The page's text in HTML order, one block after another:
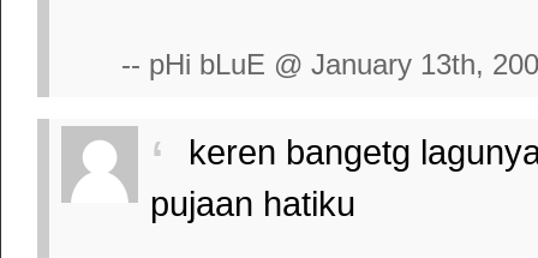
-- pHi bLuE @ January 13th,
keren bangetg
pujaan hatiku